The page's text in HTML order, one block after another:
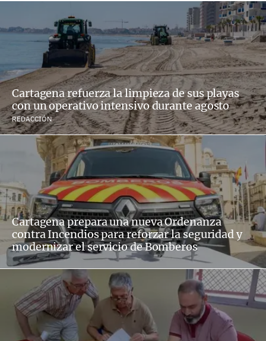
Cartagena refuerza la limpieza de sus playas
con un operativo intensivo durante agosto
REDACCIÓN
Cartagena prepara una nueva Ordenanza
contra Incendios para reforzar la seguridad y
modernizar el servicio de Bomberos